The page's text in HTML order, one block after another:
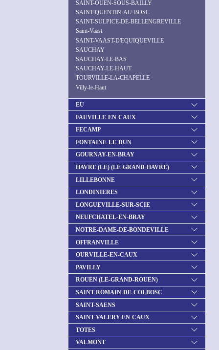
SAINT-OUEN-SOUS-BAILLY
SAINT-QUENTIN-AU-BOSC
SAINT-SULPICE-DE-BELLENGREVILLE
Saint-Vaast
SAINT-VAAST-D'EQUIQUEVILLE
SAUCHAY
SAUCHAY-LE-BAS
SAUCHAY-LE-HAUT
TOURVILLE-LA-CHAPELLE
Villy-le-Haut
EU
FAUVILLE-EN-CAUX
FECAMP
FONTAINE-LE-DUN
GOURNAY-EN-BRAY
HAVRE (LE) (LE-GRAND-HAVRE)
LILLEBONNE
LONDINIERES
LONGUEVILLE-SUR-SCIE
NEUFCHATEL-EN-BRAY
NOTRE-DAME-DE-BONDEVILLE
OFFRANVILLE
OURVILLE-EN-CAUX
PAVILLY
ROUEN (LE-GRAND-ROUEN)
SAINT-ROMAIN-DE-COLBOSC
SAINT-SAENS
SAINT-VALERY-EN-CAUX
TOTES
VALMONT